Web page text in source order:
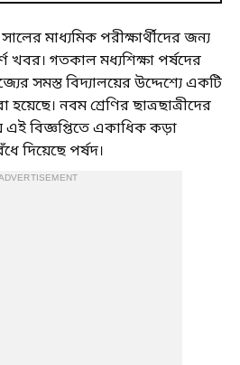
মাধ্যমিক পরীক্ষার্থীদের জন্য
খবর। গতকাল মধ্যশিক্ষা পর্ষদের
সমস্ত বিদ্যালয়ের উদ্দেশ্যে একটি
নবম শ্রেণির ছাত্রছাত্রীদের
এই বিজ্ঞপ্তিতে একাধিক কড়া
দিয়েছে পর্ষদ।